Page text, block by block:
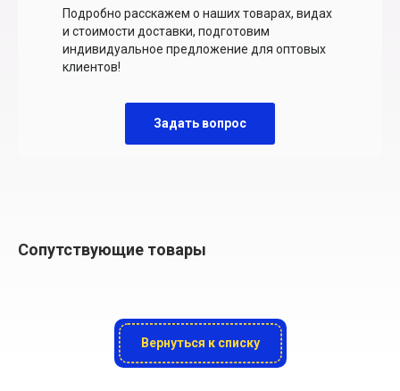
Подробно расскажем о наших товарах, видах
и стоимости доставки, подготовим
индивидуальное предложение для оптовых
клиентов!
Задать вопрос
Сопутствующие товары
Вернуться к списку